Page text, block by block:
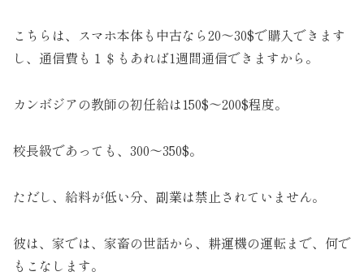
こちらは、スマホ本体も中古なら20～30$で購入できます
し、通信費も１＄もあれば1週間通信できますから。
カンボジアの教師の初任給は150$～200$程度。
校長級であっても、300～350$。
ただし、給料が低い分、副業は禁止されていません。
彼は、家では、家畜の世話から、耕運機の運転まで、何で
もこなします。